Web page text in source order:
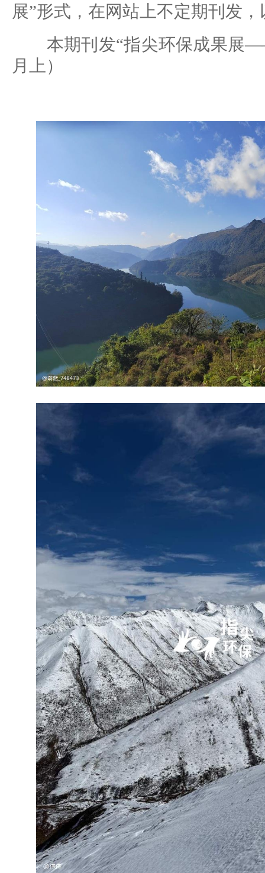
展”形式，在网站上不定期刊发
本期刊发“指尖环保成果展
月上）